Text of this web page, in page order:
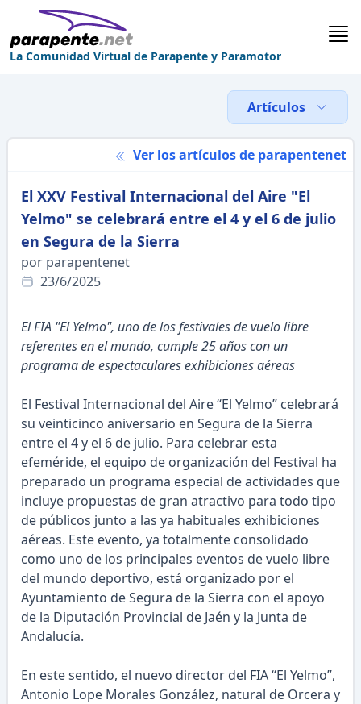
La Comunidad Virtual de Parapente y Paramotor
Artículos
Ver los artículos de parapentenet
El XXV Festival Internacional del Aire "El
Yelmo" se celebrará entre el 4 y el 6 de julio
en Segura de la Sierra
por parapentenet
23/6/2025
El FIA "El Yelmo", uno de los festivales de vuelo libre
referentes en el mundo, cumple 25 años con un
programa de espectaculares exhibiciones aéreas
El Festival Internacional del Aire “El Yelmo” celebrará
su veinticinco aniversario en Segura de la Sierra
entre el 4 y el 6 de julio. Para celebrar esta
efeméride, el equipo de organización del Festival ha
preparado un programa especial de actividades que
incluye propuestas de gran atractivo para todo tipo
de públicos junto a las ya habituales exhibiciones
aéreas. Este evento, ya totalmente consolidado
como uno de los principales eventos de vuelo libre
del mundo deportivo, está organizado por el
Ayuntamiento de Segura de la Sierra con el apoyo
de la Diputación Provincial de Jaén y la Junta de
Andalucía.
En este sentido, el nuevo director del FIA “El Yelmo”,
Antonio Lope Morales González, natural de Orcera y